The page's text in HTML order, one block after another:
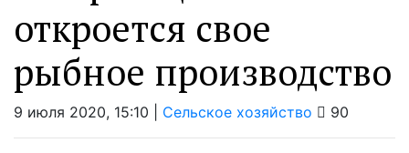
откроется свое
рыбное производство
9 июля 2020, 15:10 | Сельское хозяйство 90